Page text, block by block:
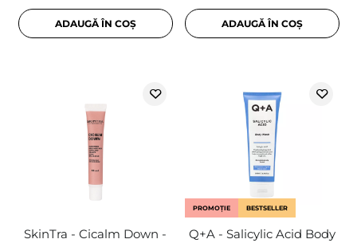
ADAUGĂ ÎN COȘ ADAUGĂ ÎN COȘ
SkinTra - Cicalm Down -
PROMOȚIE BESTSELLER
Q+A - Salicylic Acid Body